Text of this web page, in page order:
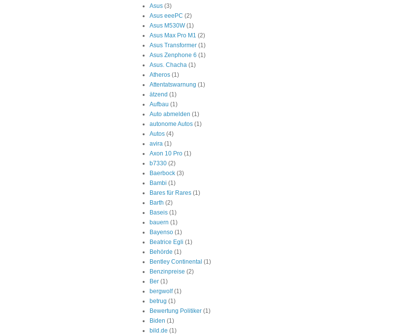
Asus (3)
Asus eeePC (2)
Asus M530W (1)
Asus Max Pro M1 (2)
Asus Transformer (1)
Asus Zenphone 6 (1)
Asus. Chacha (1)
Atheros (1)
Attentatswarnung (1)
ätzend (1)
Aufbau (1)
Auto abmelden (1)
autonome Autos (1)
Autos (4)
avira (1)
Axon 10 Pro (1)
b7330 (2)
Baerbock (3)
Bambi (1)
Bares für Rares (1)
Barth (2)
Baseis (1)
bauern (1)
Bayenso (1)
Beatrice Egli (1)
Behörde (1)
Bentley Continental (1)
Benzinpreise (2)
Ber (1)
bergwolf (1)
betrug (1)
Bewertung Politiker (1)
Biden (1)
bild.de (1)